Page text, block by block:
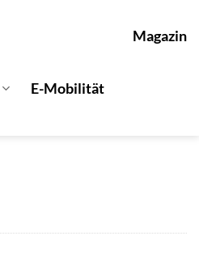
Magazin
E-Mobilität